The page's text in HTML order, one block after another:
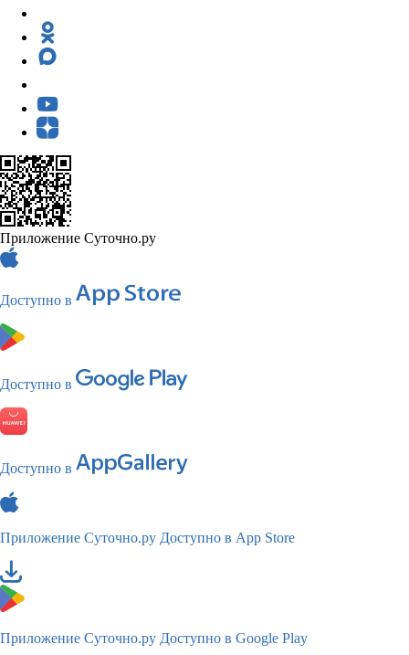
Приложение Суточно.ру
Доступно в
Доступно в
Доступно в
Приложение Суточно.ру Доступно в App Store
Приложение Суточно.ру Доступно в Google Play